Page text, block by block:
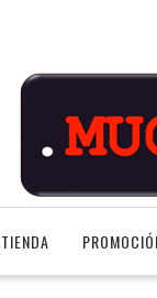
TIENDA